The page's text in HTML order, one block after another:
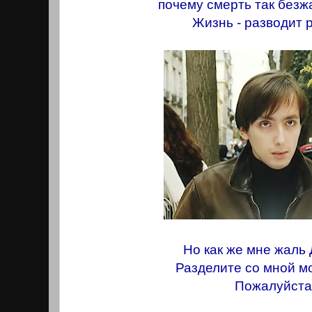
почему смерть так
Жизнь - разводит
Но как же мне жаль
Разделите со мной